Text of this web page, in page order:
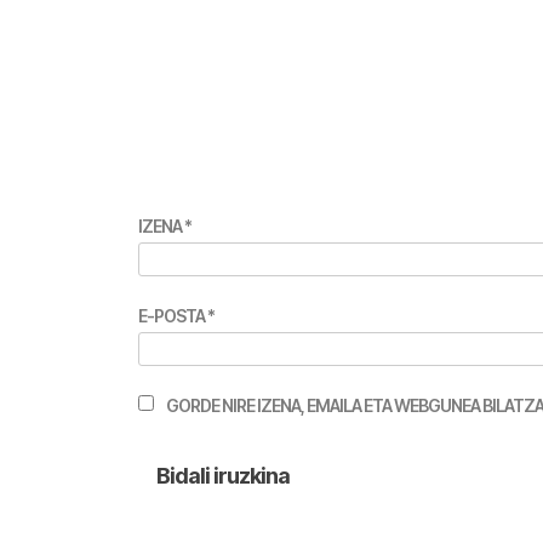
IZENA*
E-POSTA*
GORDE NIRE IZENA, EMAILA ETA WEBGUNEA